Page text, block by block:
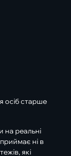
осіб старше
на реальні
ні в
які